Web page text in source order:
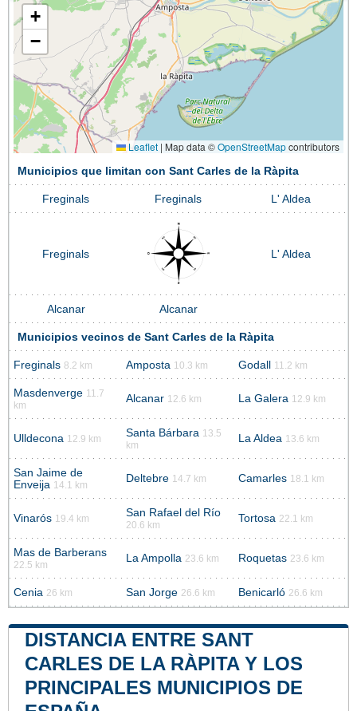
+
−
Leaflet | Map data ©OpenStreetMapcontributors
Municipios que limitan con Sant Carles de la Ràpita
Freginals Freginals L' Aldea
Freginals L' Aldea
Alcanar Alcanar
Municipios vecinos de Sant Carles de la Ràpita
Freginals 8.2 km Amposta 10.3 km Godall 11.2 km
Masdenverge 11.7
km
Alcanar 12.6 km La Galera 12.9 km
Ulldecona 12.9 km Santa Bárbara 13.5
km
La Aldea 13.6 km
San Jaime de
Enveija 14.1 km
Deltebre 14.7 km Camarles 18.1 km
Vinarós 19.4 km San Rafael del Río
20.6 km
Tortosa 22.1 km
Mas de Barberans
22.5 km
La Ampolla 23.6 km Roquetas 23.6 km
Cenia 26 km San Jorge 26.6 km Benicarló 26.6 km
DISTANCIA ENTRE SANT
CARLES DE LA RÀPITA Y LOS
PRINCIPALES MUNICIPIOS DE